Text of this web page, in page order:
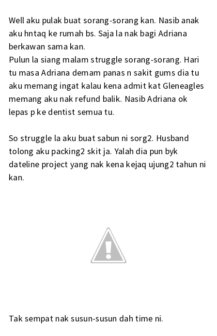
Well aku pulak buat sorang-sorang kan. Nasib anak
aku hntaq ke rumah bs. Saja la nak bagi Adriana
berkawan sama kan.
Pulun la siang malam struggle sorang-sorang. Hari
tu masa Adriana demam panas n sakit gums dia tu
aku memang ingat kalau kena admit kat Gleneagles
memang aku nak refund balik. Nasib Adriana ok
lepas p ke dentist semua tu.
So struggle la aku buat sabun ni sorg2. Husband
tolong aku packing2 skit ja. Yalah dia pun byk
dateline project yang nak kena kejaq ujung2 tahun ni
kan.
Tak sempat nak susun-susun dah time ni.